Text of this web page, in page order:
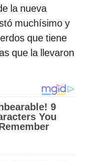
la nueva
muchísimo y
que tiene
que la llevaron